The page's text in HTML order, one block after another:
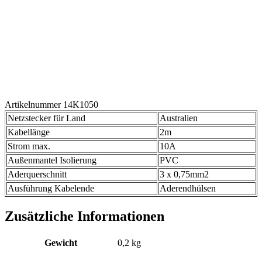
Artikelnummer 14K1050
Netzstecker für Land
Australien
Kabellänge
2m
Strom max.
10A
Außenmantel Isolierung
PVC
Aderquerschnitt
3 x 0,75mm2
Ausführung Kabelende
Aderendhülsen
Zusätzliche Informationen
Gewicht 0,2 kg